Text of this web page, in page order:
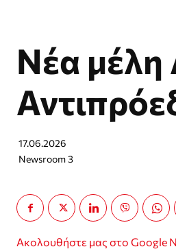
Νέα μέλη
17.06.2026
Newsroom 3
Ακολουθήστε μας στο Google